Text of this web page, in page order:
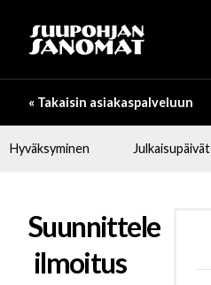
« Takaisin asiakaspalveluun
Hyväksyminen Julkaisupäivät
Suunnittele
ilmoitus